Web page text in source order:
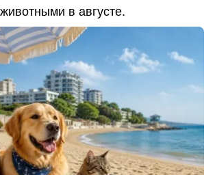
в августе.